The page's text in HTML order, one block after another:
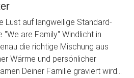
Lust auf langweilige Standard-
"We are Family" Windlicht in
die richtige Mischung aus
Wärme und persönlicher
Deiner Familie graviert wird